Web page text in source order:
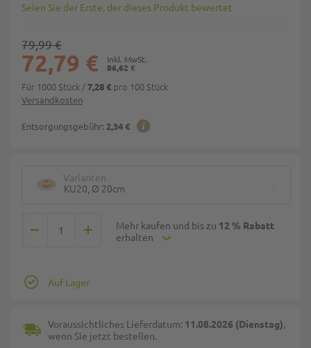
Seien Sie der Erste, der dieses Produkt bewertet
Versandkosten
Entsorgungsgebühr: 2,34 €
86,62 €
72,79 €
79,99 €
Für 1000 Stück /7,28 € pro 100 Stück
Varianten
KU20, Ø 20cm
Mehr kaufen und bis zu 12 % Rabatt
erhalten
Auf Lager
Voraussichtliches Lieferdatum: 11.08.2026 (Dienstag),
wenn Sie jetzt bestellen.